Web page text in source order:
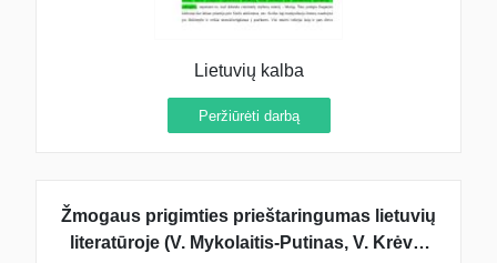
Lietuvių kalba
Peržiūrėti darbą
Žmogaus prigimties prieštaringumas lietuvių
literatūroje (V. Mykolaitis-Putinas, V. Krėvė,